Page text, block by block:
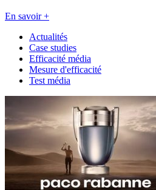
En savoir +
Actualités
Case studies
Efficacité média
Mesure d'efficacité
Test média